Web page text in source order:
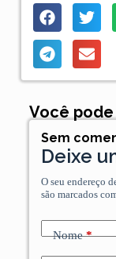
Você
Sem
Deixe
O seu endereço
são marcados
Nome*